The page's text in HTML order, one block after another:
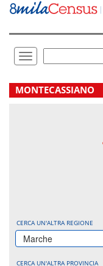
Vai
direttamente
Toggle
navigation
.
MONTECASSIANO
CERCA UN'ALTRA REGIONE
Marche
CERCA UN'ALTRA PROVINCIA